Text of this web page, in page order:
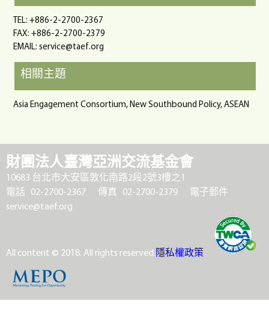
TEL: +886-2-2700-2367
FAX: +886-2-2700-2379
EMAIL: service@taef.org
相關主題
Asia Engagement Consortium, New Southbound Policy, ASEAN
財團法人臺灣亞洲交流基金會
10683 台北市大安區敦化南路2段2號3樓之1
電話 02-2700-2367
傳真 02-2700-2379
電子郵件
service@taef.org
All content © 2018. All rights reserved.隱私權政策